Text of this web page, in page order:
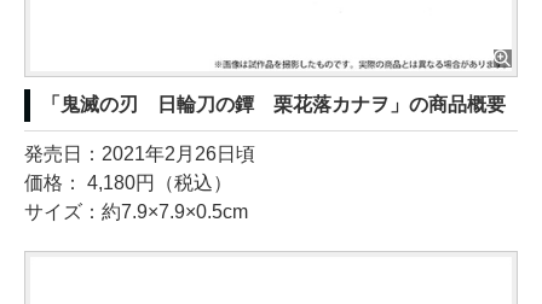
「鬼滅の刃 日輪刀の鐔 栗花落カナヲ」の商品概要
発売日：2021年2月26日頃
価格： 4,180円（税込）
サイズ：約7.9×7.9×0.5cm